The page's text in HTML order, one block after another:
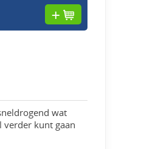
wat
verder kunt gaan